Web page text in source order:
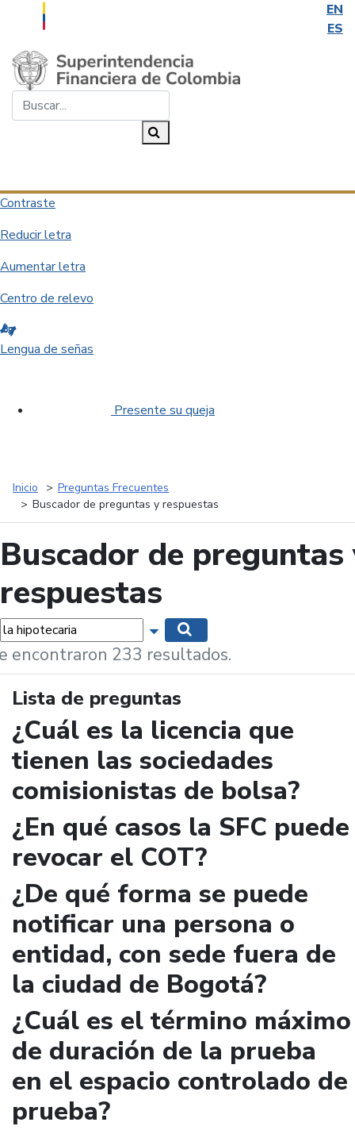
EN
ES
Saltar al contenido principal
Contraste
Reducir letra
Aumentar letra
Centro de relevo
Lengua de señas
Presente su queja
Inicio
Preguntas Frecuentes
Buscador de preguntas y respuestas
Buscador de preguntas
respuestas
Mostrar opciones de búsqueda
encontraron 233 resultados.
Lista de preguntas
¿Cuál es la licencia que
tienen las sociedades
comisionistas de bolsa?
¿En qué casos la SFC puede
revocar el COT?
¿De qué forma se puede
notificar una persona o
entidad, con sede fuera de
la ciudad de Bogotá?
¿Cuál es el término máximo
de duración de la prueba
en el espacio controlado de
prueba?